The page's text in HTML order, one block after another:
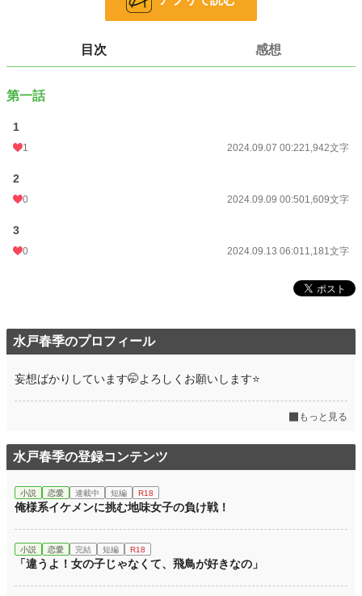
2024.09.13 06:01
累計ポイント
目次 感想
第一話
1
1 2024.09.07 00:221,942文字
2
0 2024.09.09 00:501,609文字
3
0 2024.09.13 06:011,181文字
水戸春季のプロフィール
妄想ばかりしています🤭よろしくお願いします⭐
もっと見る
水戸春季の登録コンテンツ
小説 恋愛 連載中 短編 R18
俺様系イケメンに挑む地味女子の負け戦！
小説 恋愛 完結 短編 R18
「違うよ！女の子じゃなくて、飛鳥が好きなの」